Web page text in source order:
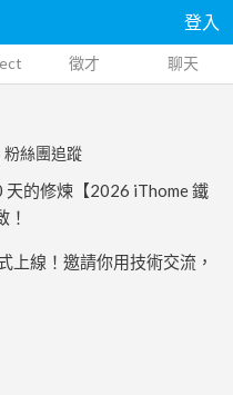
登入
徵才 聊天
絲團追蹤
的修煉【2026 iThome 鐵
！
線！邀請你用技術交流，